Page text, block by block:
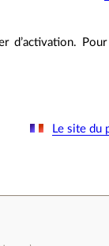
Le site du